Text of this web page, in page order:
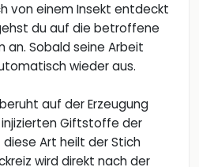
von einem Insekt entdeckt
du auf die betroffene
an. Sobald seine Arbeit
wieder aus.
auf der Erzeugung
Giftstoffe der
Art heilt der Stich
wird direkt nach der